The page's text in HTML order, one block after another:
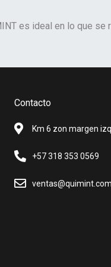
es ideal en lo que
Contacto
Km 6 zon margen
+57 318 353 0569
ventas@quimint.com